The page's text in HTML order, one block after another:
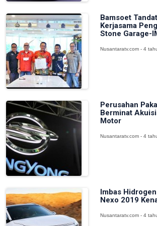
Bamsoet
Kerjasama
Stone Garage-
Nusantaratv.com - 4
Perusahan
Berminat
Motor
Nusantaratv.com - 4
Imbas
Nexo 2019
Nusantaratv.com - 4